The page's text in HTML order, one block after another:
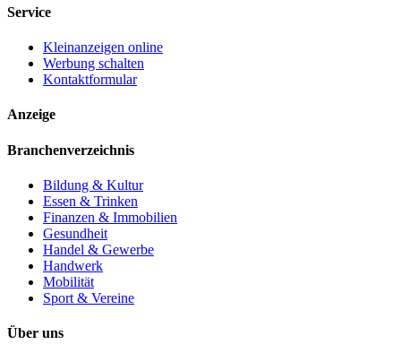
Service
Kleinanzeigen online
Werbung schalten
Kontaktformular
Anzeige
Branchenverzeichnis
Bildung & Kultur
Essen & Trinken
Finanzen & Immobilien
Gesundheit
Handel & Gewerbe
Handwerk
Mobilität
Sport & Vereine
Über uns